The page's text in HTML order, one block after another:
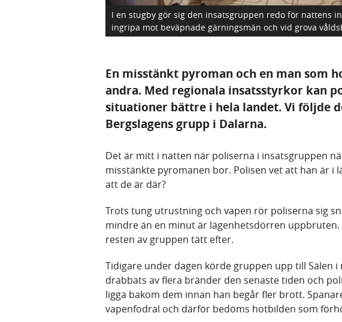
I en stugby gör sig den insatsgruppen redo för nattens
ingripa mot beväpnade gärningsmän och vid grova
En misstänkt pyroman och en man som
andra. Med regionala insatsstyrkor kan
situationer bättre i hela landet. Vi följde
Bergslagens grupp i Dalarna.
Det är mitt i natten när poliserna i insatsgruppen
misstänkte pyromanen bor. Polisen vet att han är i
att de är där?
Trots tung utrustning och vapen rör poliserna sig
mindre än en minut är lägenhetsdörren
resten av gruppen tätt efter.
Tidigare under dagen körde gruppen upp till Sälen
drabbats av flera bränder den senaste tiden och
ligga bakom dem innan han begår fler brott.
vapenfodral och därför bedöms hotbilden som